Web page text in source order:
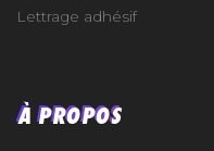
Lettrage adhésif
À PROPOS